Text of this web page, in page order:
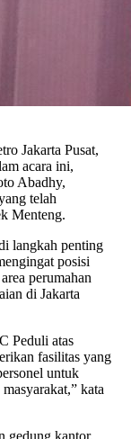
Jakarta Pusat,
acara ini,
Abadhy,
telah
Menteng.
langkah penting
posisi
perumahan
di Jakarta
Peduli atas
fasilitas yang
untuk
kata
gedung kantor,